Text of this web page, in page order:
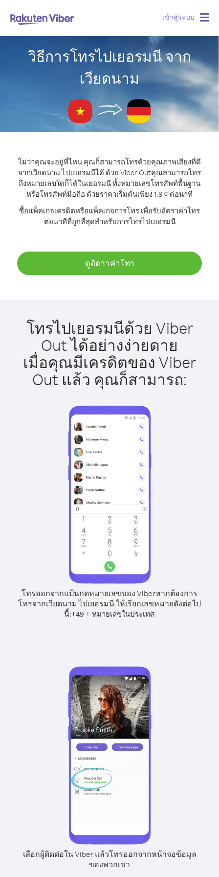
เข้าสู่ระบบ
วิธีการโทรไปเยอรมนี จาก
เวียดนาม
ไม่ว่าคุณจะอยู่ที่ไหน คุณก็สามารถโทรด้วยคุณภาพเสียงที่ดี
จากเวียดนาม ไปเยอรมนีได้ ด้วย Viber Outคุณสามารถโทร
ถึงหมายเลขใดก็ได้ในเยอรมนี ทั้งหมายเลขโทรศัพท์พื้นฐาน
หรือโทรศัพท์มือถือ ด้วยราคาเริ่มต้นเพียง 1.9 ¢ ต่อนาที
ซื้อแพ็คเกจเครดิตหรือแพ็คเกจการโทร เพื่อรับอัตราค่าโทร
ต่อนาทีที่ถูกที่สุดสำหรับการโทรไปเยอรมนี
ดูอัตราค่าโทร
โทรไปเยอรมนีด้วย Viber
Out ได้อย่างง่ายดาย
เมื่อคุณมีเครดิตของ Viber
Out แล้ว คุณก็สามารถ:
โทรออกจากแป้นกดหมายเลขของ Viberหากต้องการ
โทรจากเวียดนาม ไปเยอรมนี ให้เรียกเลขหมายดังต่อไป
นี้:+49 + หมายเลขในประเทศ
เลือกผู้ติดต่อใน Viber แล้วโทรออกจากหน้าจอข้อมูล
ของพวกเขา